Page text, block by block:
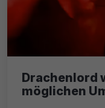
Drachenlord
möglichen